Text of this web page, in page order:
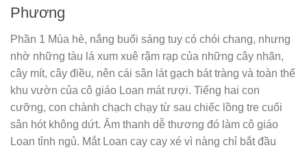
Phương
Phần 1 Mùa hè, nắng buổi sáng tuy có chói chang, nhưng
nhờ những tàu lá xum xuê rậm rạp của những cây nhãn,
cây mít, cây điều, nên cái sân lát gạch bát tràng và toàn thể
khu vườn của cô giáo Loan mát rượi. Tiếng hai con
cưỡng, con chành chạch chạy từ sau chiếc lồng tre cuối
sân hót không dứt. Âm thanh dễ thương đó làm cô giáo
Loan tỉnh ngủ. Mắt Loan cay cay xé vì nàng chỉ bắt đầu